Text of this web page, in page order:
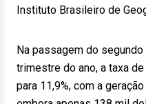
Instituto Brasileiro de
Na passagem do
trimestre do ano, a taxa
para 11,9%, com a